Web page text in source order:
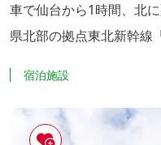
車で仙台から1時間、北
県北部の拠点東北新幹線
ジャーにビジネスに広域
ます。 「伊豆沼に一番近いビジネスホテル」をキャッチコ
ピーに、伊豆沼から10
宿泊施設